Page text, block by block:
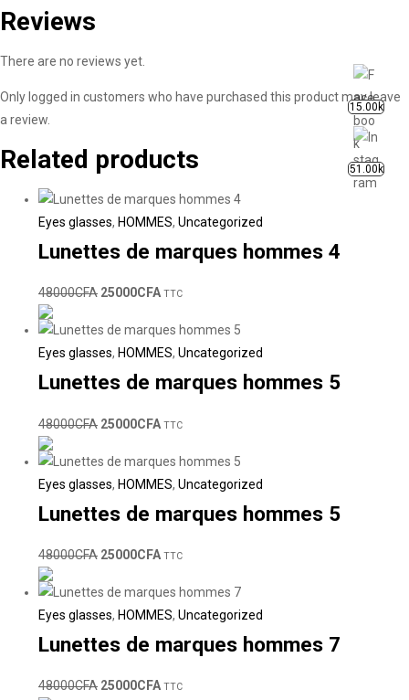
Reviews
There are no reviews yet.
Only logged in customers who have purchased this product may leave
a review.
Related products
Eyes glasses, HOMMES, Uncategorized
Lunettes de marques hommes 4
48000CFA 25000CFA TTC
Eyes glasses, HOMMES, Uncategorized
Lunettes de marques hommes 5
48000CFA 25000CFA TTC
Eyes glasses, HOMMES, Uncategorized
Lunettes de marques hommes 5
48000CFA 25000CFA TTC
Eyes glasses, HOMMES, Uncategorized
Lunettes de marques hommes 7
48000CFA 25000CFA TTC
15.00k
51.00k